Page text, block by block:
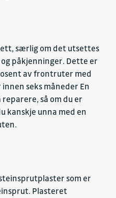
særlig om det utsettes
påkjenninger. Dette er
av frontruter med
seks måneder En
så om du er
kanskje unna med en
som er
Plasteret